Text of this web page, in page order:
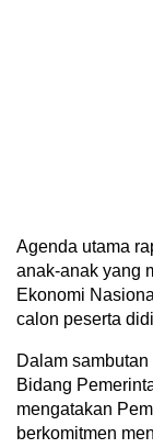
Agenda utama
anak-anak yang
Ekonomi
calon peserta
Dalam
Bidang
mengatakan
berkomitmen